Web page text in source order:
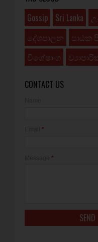
Gossip
Sri Lanka
දේශපාලන
පාඨක
විශේෂාංග
CONTACT US
*
*